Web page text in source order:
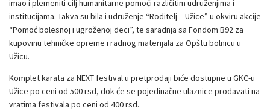
imao i plemeniti cilj humanitarne pomoći različitim udruženjima i
institucijama. Takva su bila i udruženje “Roditelj – Užice” u okviru akcije
“Pomoć bolesnoj i ugroženoj deci”, te saradnja sa Fondom B92 za
kupovinu tehničke opreme i radnog materijala za Opštu bolnicu u
Užicu.
Komplet karata za NEXT festival u pretprodaji biće dostupne u GKC-u
Užice po ceni od 500 rsd, dok će se pojedinačne ulaznice prodavati na
vratima festivala po ceni od 400 rsd.